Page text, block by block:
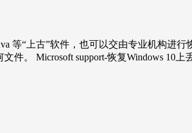
等“上古”软件，也可以交由专业机构进行
件。 Microsoft support-恢复Windows 10